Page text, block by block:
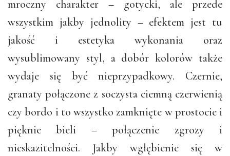
mroczny charakter – gotycki, ale przede
wszystkim jakby jednolity – efektem jest tu
jakość i estetyka wykonania oraz
wysublimowany styl, a dobór kolorów także
wydaje się być nieprzypadkowy. Czernie,
granaty połączone z soczysta ciemną czerwienią
czy bordo i to wszystko zamknięte w prostocie i
pięknie bieli – połączenie zgrozy i
nieskazitelności. Jakby wgłębienie się w